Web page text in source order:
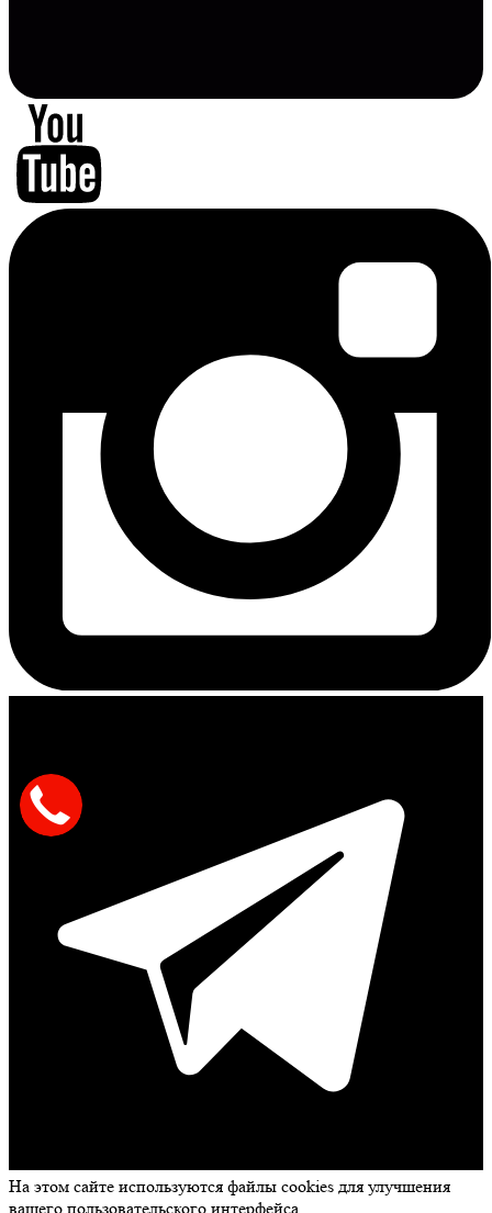
На этом сайте используются файлы cookies для улучшения
вашего пользовательского интерфейса.